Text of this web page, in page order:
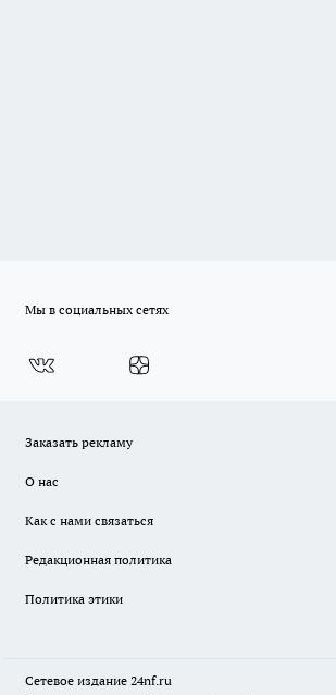
Мы в социальных сетях
Заказать рекламу
О нас
Как с нами связаться
Редакционная политика
Политика этики
Сетевое издание 24nf.ru